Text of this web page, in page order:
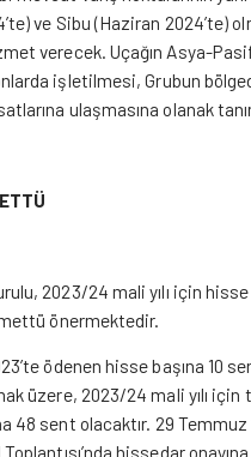
ve Sibu (Haziran 2024’te)
verecek. Uçağın Asya-
işletilmesi, Grubun
ulaşmasına olanak
2023/24 mali yılı için
önermektedir.
ödenen hisse başına 10
üzere, 2023/24 mali yılı
48 sent olacaktır. 29 Temmuz
hissedar